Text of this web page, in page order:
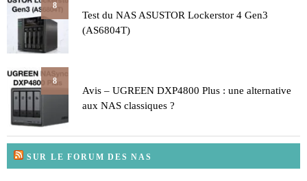
8
Test du NAS ASUSTOR Lockerstor 4 Gen3
(AS6804T)
8
Avis – UGREEN DXP4800 Plus : une alternative
aux NAS classiques ?
SUR LE FORUM DES NAS